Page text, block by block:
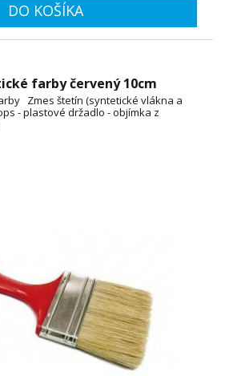
DO KOŠÍKA
farby červený 10cm
Zmes štetín (syntetické vlákna a
- plastové držadlo - objímka z